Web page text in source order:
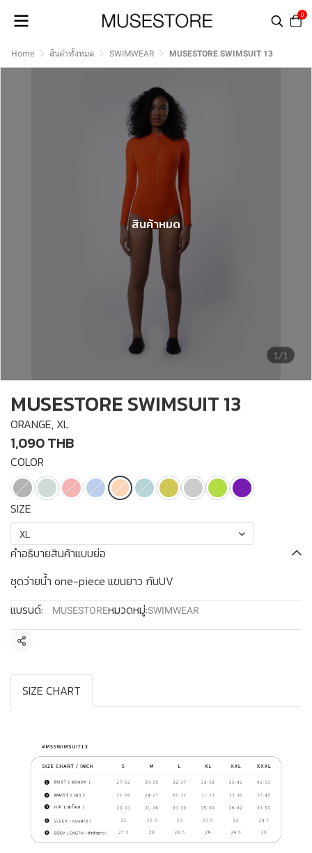
0
Home สินค้าทั้งหมด SWIMWEAR MUSESTORE SWIMSUIT 13
1/1
สินค้าหมด
MUSESTORE SWIMSUIT 13
ORANGE, XL
1,090 THB
COLOR
SIZE
XL
คำอธิบายสินค้าแบบย่อ
ชุดว่ายน้ำ one-piece แขนยาว กันUV
แบรนด์:
MUSESTOREหมวดหมู่:SWIMWEAR
แชร์
SIZE CHART